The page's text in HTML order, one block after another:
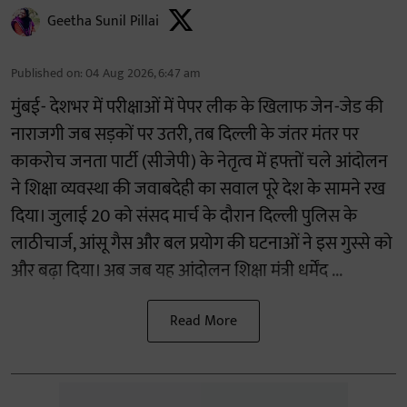
Geetha Sunil Pillai
Published on: 04 Aug 2026, 6:47 am
मुंबई- देशभर में परीक्षाओं में पेपर लीक के खिलाफ जेन-जेड की
नाराजगी जब सड़कों पर उतरी, तब दिल्ली के जंतर मंतर पर
काकरोच जनता पार्टी (सीजेपी) के नेतृत्व में हफ्तों चले आंदोलन
ने शिक्षा व्यवस्था की जवाबदेही का सवाल पूरे देश के सामने रख
दिया। जुलाई 20 को संसद मार्च के दौरान दिल्ली पुलिस के
लाठीचार्ज, आंसू गैस और बल प्रयोग की घटनाओं ने इस गुस्से को
और बढ़ा दिया। अब जब यह आंदोलन शिक्षा मंत्री धर्मेंद ...
Read More